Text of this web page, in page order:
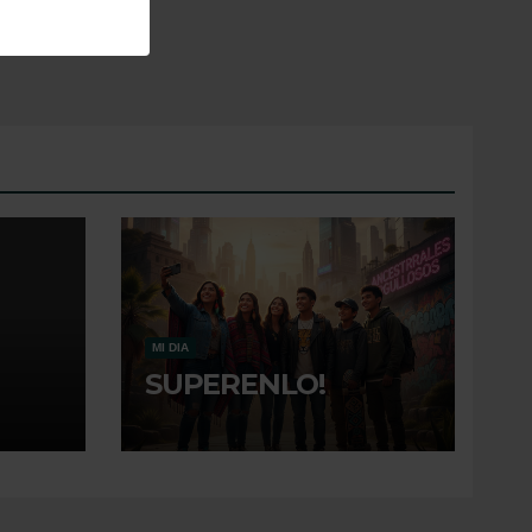
MI DIA
SUPERENLO!